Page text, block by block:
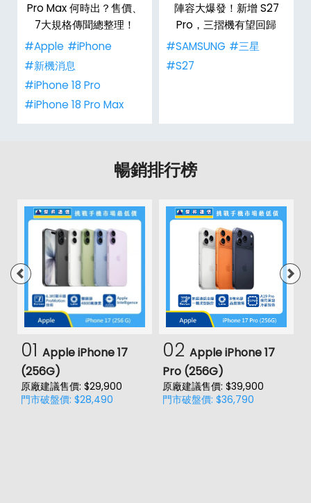
Pro Max 何時出？售價、
7大規格傳聞總整理！
#Apple #iPhone
#新機消息
#iPhone 18 Pro
#iPhone 18 Pro Max
陣容大爆發！新增 S27
Pro，三摺機有望回歸
#SAMSUNG #三星
#S27
暢銷排行榜
01 Apple iPhone 17
(256G)
原廠建議售價: $29,900
門市破盤價: $28,490
02 Apple iPhone 17
Pro (256G)
原廠建議售價: $39,900
門市破盤價: $36,790